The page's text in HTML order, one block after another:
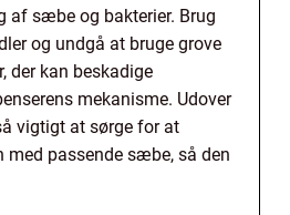
af sæbe og bakterier. Brug
og undgå at bruge grove
der kan beskadige
mekanisme. Udover
vigtigt at sørge for at
med passende sæbe, så den